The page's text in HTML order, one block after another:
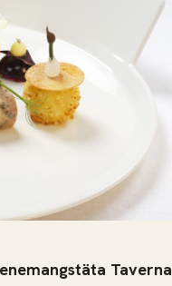
Taverna